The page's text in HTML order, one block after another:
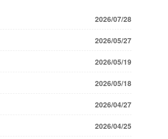
2026/07/28
2026/05/27
2026/05/19
2026/05/18
2026/04/27
2026/04/25